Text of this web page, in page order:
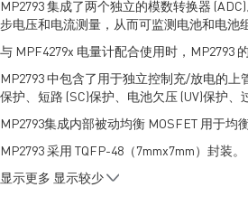
MP2793 集成了两个独立的模数转换器
步电压和电流测量，从而可监测电池和电池
与 MPF4279x 电量计配合使用时，MP2793
MP2793 中包含了用于独立控制充/放电的上
保护、短路 (SC)保护、电池欠压 (UV)保护、
MP2793集成内部被动均衡 MOSFET 用于
MP2793 采用 TQFP-48（7mmx7mm）封装。
显示更多 显示较少